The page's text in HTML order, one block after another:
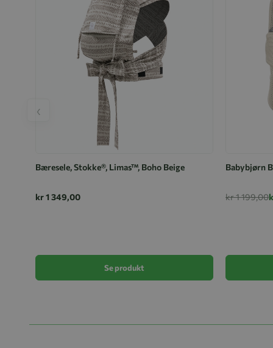
Bæresele, Stokke®, Limas™, Boho Beige
kr 1 349,00
Se produkt
Babybjørn
kr 1 199,00
‹